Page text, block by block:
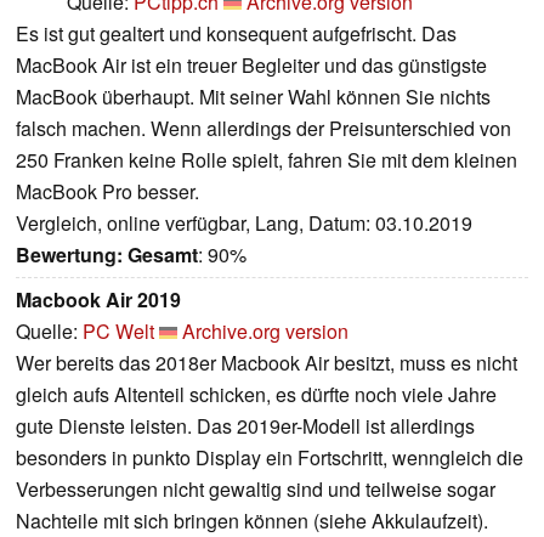
Es ist gut gealtert und konsequent aufgefrischt. Das
MacBook Air ist ein treuer Begleiter und das günstigste
MacBook überhaupt. Mit seiner Wahl können Sie nichts
falsch machen. Wenn allerdings der Preisunterschied von
250 Franken keine Rolle spielt, fahren Sie mit dem kleinen
MacBook Pro besser.
Vergleich, online verfügbar, Lang, Datum: 03.10.2019
Bewertung: Gesamt: 90%
Macbook Air 2019
Quelle: PC Welt
Archive.org version
Wer bereits das 2018er Macbook Air besitzt, muss es nicht
gleich aufs Altenteil schicken, es dürfte noch viele Jahre
gute Dienste leisten. Das 2019er-Modell ist allerdings
besonders in punkto Display ein Fortschritt, wenngleich die
Verbesserungen nicht gewaltig sind und teilweise sogar
Nachteile mit sich bringen können (siehe Akkulaufzeit).